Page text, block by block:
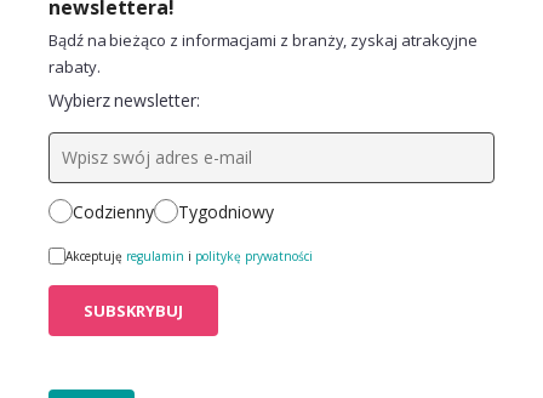
newslettera!
Bądź na bieżąco z informacjami z branży, zyskaj atrakcyjne
rabaty.
Wybierz newsletter:
Codzienny Tygodniowy
Akceptuję regulamin i politykę prywatności